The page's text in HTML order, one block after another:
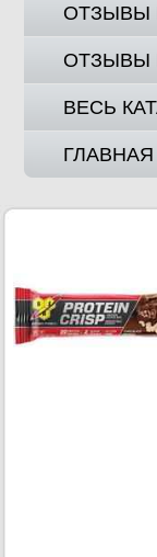
ОТЗЫВЫ
ОТЗЫВЫ
ВЕСЬ
ГЛАВНАЯ